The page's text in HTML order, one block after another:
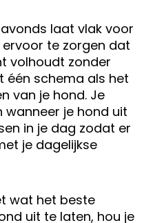
laat vlak voor
te zorgen dat
volhoudt zonder
één schema als het
van je hond. Je
wanneer je hond uit
in je dag zodat er
je dagelijkse
wat het beste
uit te laten, hou je